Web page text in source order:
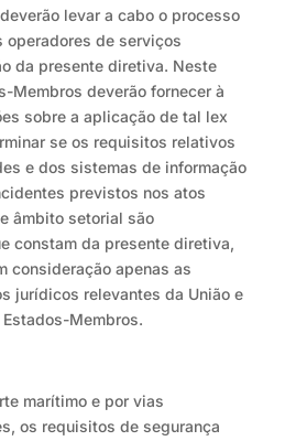
levar a cabo o processo
de serviços
da presente diretiva. Neste
Membros deverão fornecer à
sobre a aplicação de tal lex
se os requisitos relativos
e dos sistemas de informação
previstos nos atos
âmbito setorial são
constam da presente diretiva,
consideração apenas as
jurídicos relevantes da União e
Membros.
marítimo e por vias
os requisitos de segurança